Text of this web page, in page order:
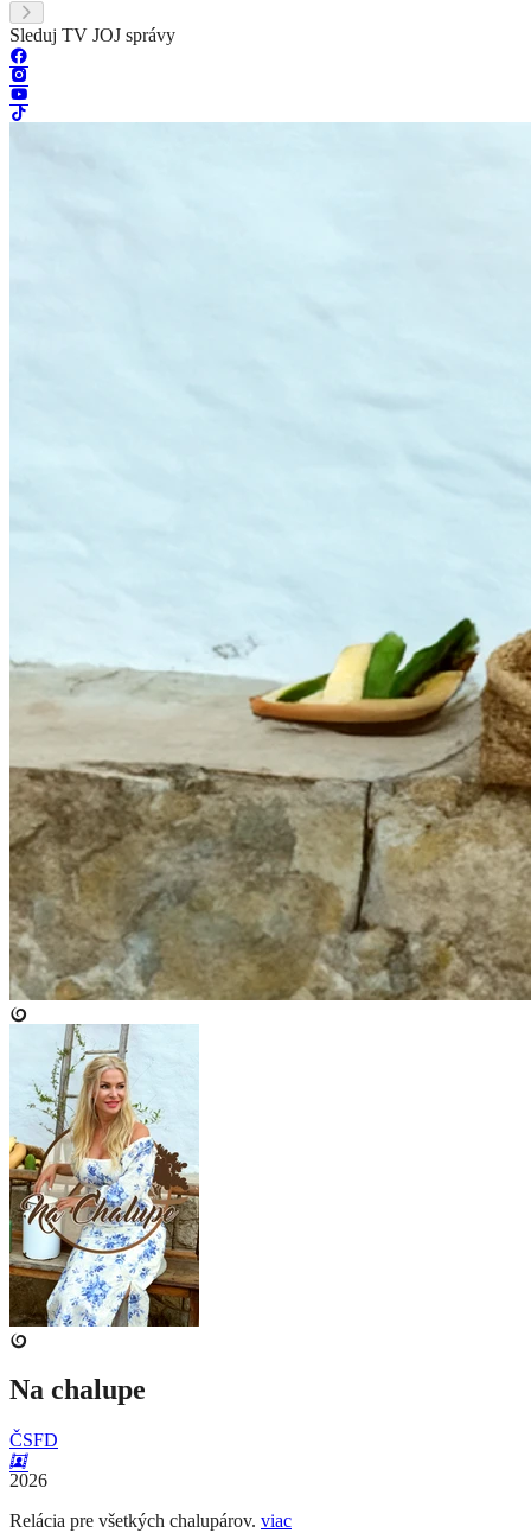
Sleduj TV JOJ správy
Na chalupe
ČSFD
2026
Relácia pre všetkých chalupárov. viac